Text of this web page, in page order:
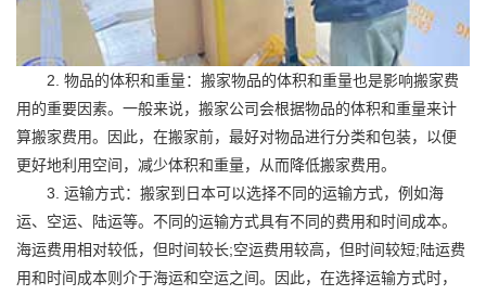
2. 物品的体积和重量：搬家物品的体积和重量也是影响搬家费
用的重要因素。一般来说，搬家公司会根据物品的体积和重量来计
算搬家费用。因此，在搬家前，最好对物品进行分类和包装，以便
更好地利用空间，减少体积和重量，从而降低搬家费用。
3. 运输方式：搬家到日本可以选择不同的运输方式，例如海
运、空运、陆运等。不同的运输方式具有不同的费用和时间成本。
海运费用相对较低，但时间较长;空运费用较高，但时间较短;陆运费
用和时间成本则介于海运和空运之间。因此，在选择运输方式时，